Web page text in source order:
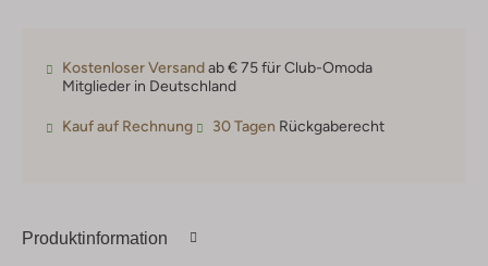
Kostenloser Versandab € 75 für Club-Omoda
Mitglieder in Deutschland
Kauf auf Rechnung 30 Tagen Rückgaberecht
Produktinformation